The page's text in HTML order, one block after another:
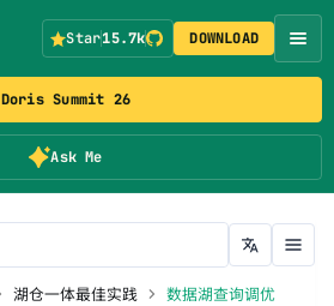
Doris Summit 26
Ask Me
Star15.7k DOWNLOAD
湖仓一体最佳实践 数据湖查询调优